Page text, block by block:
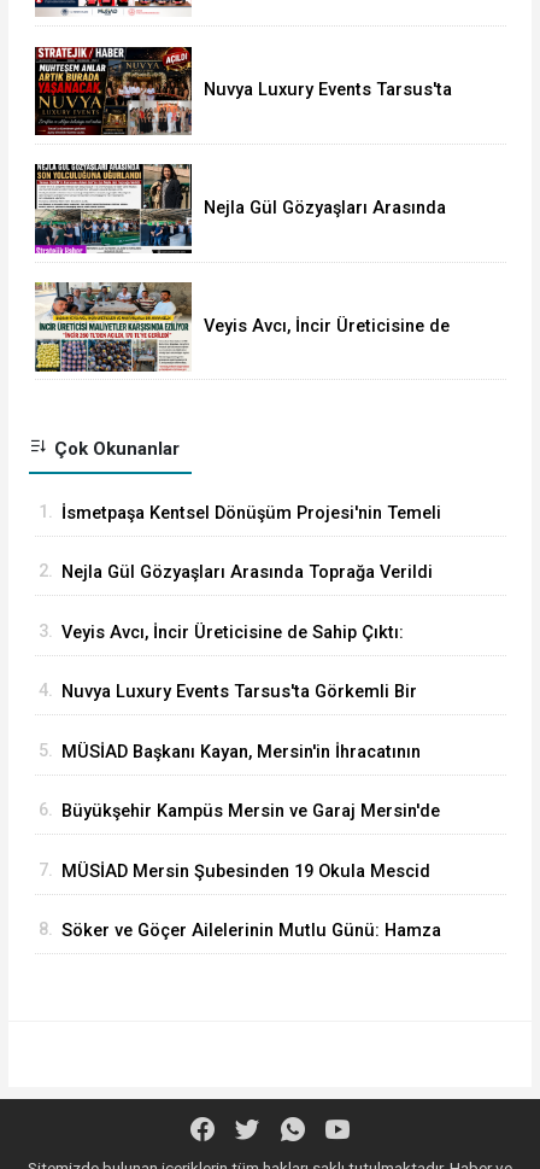
Nuvya Luxury Events Tarsus'ta
Nejla Gül Gözyaşları Arasında
Veyis Avcı, İncir Üreticisine de
Çok Okunanlar
1. İsmetpaşa Kentsel Dönüşüm Projesi'nin Temeli
2. Nejla Gül Gözyaşları Arasında Toprağa Verildi
3. Veyis Avcı, İncir Üreticisine de Sahip Çıktı:
4. Nuvya Luxury Events Tarsus'ta Görkemli Bir
5. MÜSİAD Başkanı Kayan, Mersin'in İhracatının
6. Büyükşehir Kampüs Mersin ve Garaj Mersin'de
7. MÜSİAD Mersin Şubesinden 19 Okula Mescid
8. Söker ve Göçer Ailelerinin Mutlu Günü: Hamza